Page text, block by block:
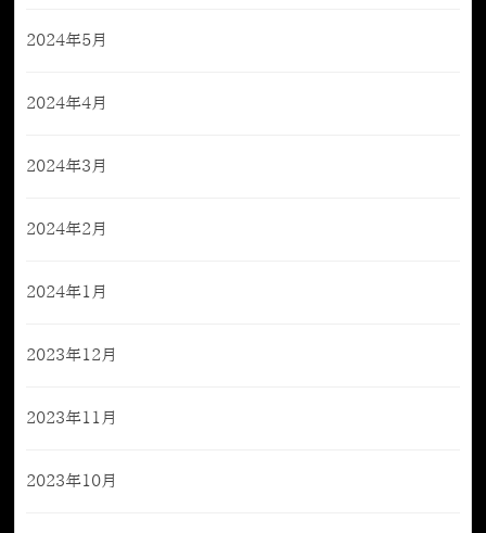
2024年5月
2024年4月
2024年3月
2024年2月
2024年1月
2023年12月
2023年11月
2023年10月